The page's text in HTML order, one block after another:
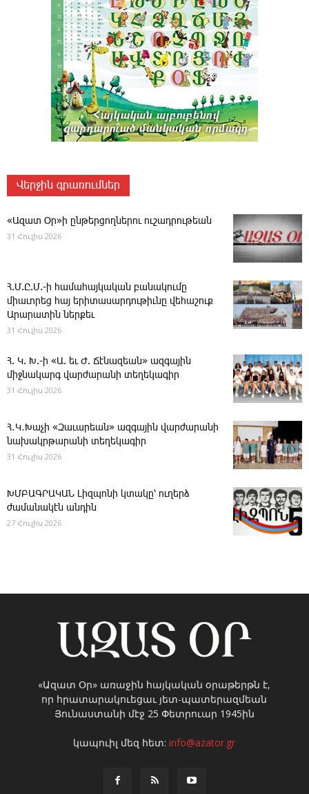
Վերջին գրառումներ
«Ազատ Օր»ի ընթերցողներու ուշադրութեան
31 Հուլիս 2026
Հ.Մ.Ը.Մ.-ի համահայկական բանակումը
միաւորեց հայ երիտասարդութիւնը վեհաշուք
Արարատին ներքեւ
31 Հուլիս 2026
Հ. Կ. Խ.-ի «Ա. եւ Ժ. ­Ճէնազեան» ազգային
միջնակարգ վարժարանի տեղեկագիր
31 Հուլիս 2026
Հ․Կ․Խաչի «Զաւարեան» ազգային վարժարանի
նախակրթարանի տեղեկագիր
31 Հուլիս 2026
ԽՄԲԱԳՐԱԿԱՆ ­Լիզպոնի կտակը՝ ուղերձ
ժամանակէն անդին
27 Հուլիս 2026
«Ազատ Օր» առաջին հայկական օրաթերթն է,
որ հրատարակուեցաւ յետ-պատերազմեան
Յունաստանի մէջ 25 Փետրուար 1945ին
կապուիլ մեզ հետ:info@azator.gr